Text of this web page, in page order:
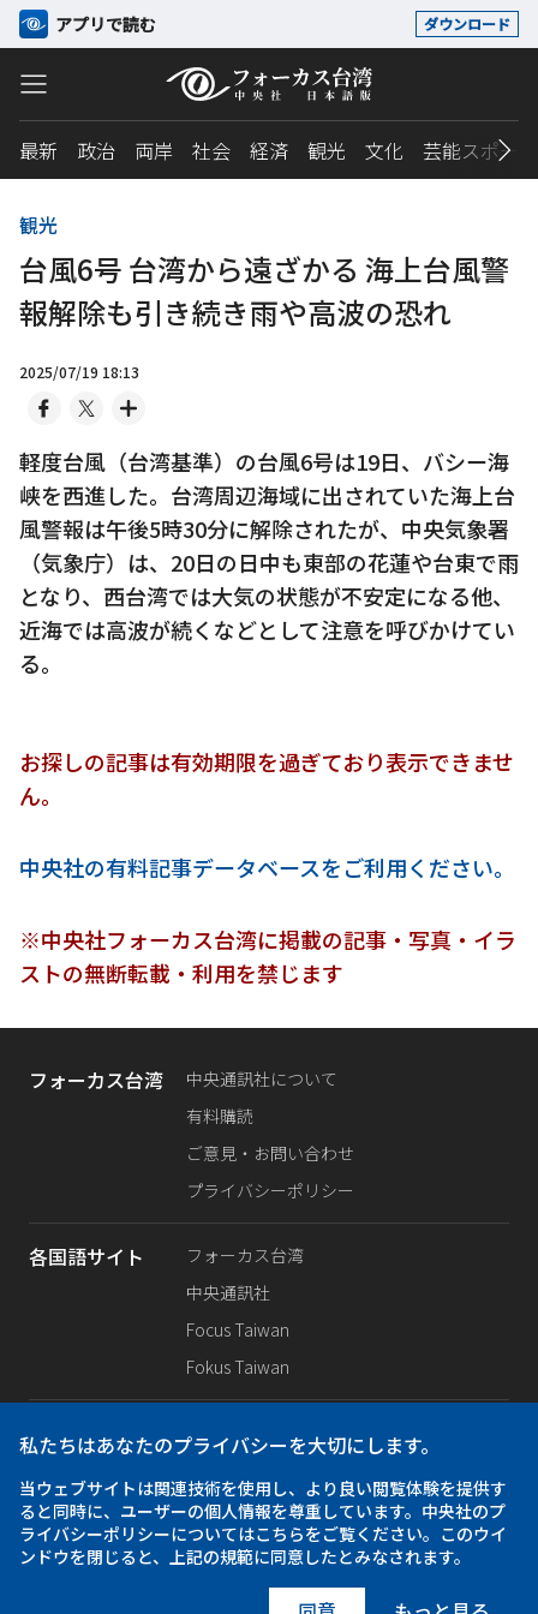
アプリで読む ダウンロード
最新 政治 両岸 社会 経済 観光 文化 芸能スポーツ
観光
台風6号 台湾から遠ざかる 海上台風警
報解除も引き続き雨や高波の恐れ
2025/07/19 18:13
軽度台風（台湾基準）の台風6号は19日、バシー海
峡を西進した。台湾周辺海域に出されていた海上台
風警報は午後5時30分に解除されたが、中央気象署
（気象庁）は、20日の日中も東部の花蓮や台東で雨
となり、西台湾では大気の状態が不安定になる他、
近海では高波が続くなどとして注意を呼びかけてい
る。
お探しの記事は有効期限を過ぎており表示できませ
ん。
中央社の有料記事データベースをご利用ください。
※中央社フォーカス台湾に掲載の記事・写真・イラ
ストの無断転載・利用を禁じます
フォーカス台湾
中央通訊社について
有料購読
ご意見・お問い合わせ
プライバシーポリシー
各国語サイト
フォーカス台湾
中央通訊社
Focus Taiwan
Fokus Taiwan
SNS公式
Facebook
Instagram
アプリ
iOS
私たちはあなたのプライバシーを大切にします。
当ウェブサイトは関連技術を使用し、より良い閲覧体験を提供す
ると同時に、ユーザーの個人情報を尊重しています。中央社のプ
ライバシーポリシーについてはこちらをご覧ください。このウイ
ンドウを閉じると、上記の規範に同意したとみなされます。